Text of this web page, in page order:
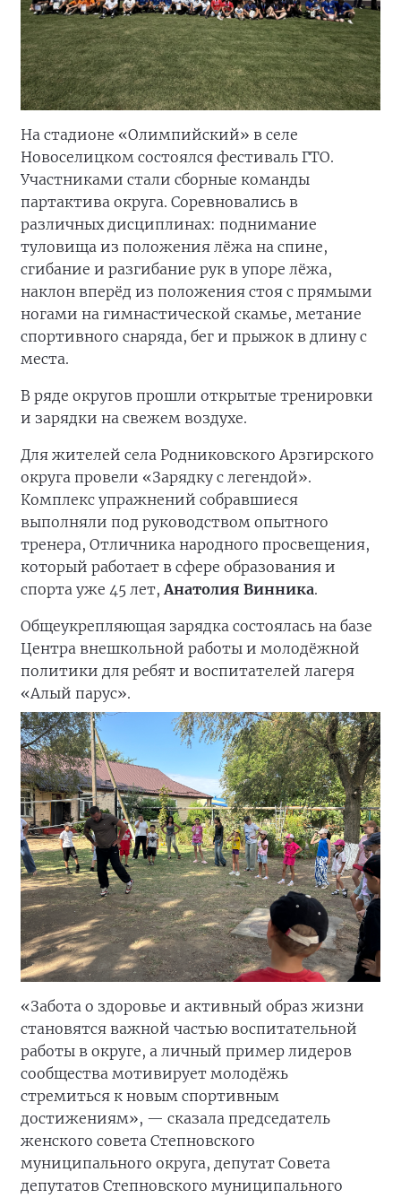
На стадионе «Олимпийский» в селе
Новоселицком состоялся фестиваль ГТО.
Участниками стали сборные команды
партактива округа. Соревновались в
различных дисциплинах: поднимание
туловища из положения лёжа на спине,
сгибание и разгибание рук в упоре лёжа,
наклон вперёд из положения стоя с прямыми
ногами на гимнастической скамье, метание
спортивного снаряда, бег и прыжок в длину с
места.
В ряде округов прошли открытые тренировки
и зарядки на свежем воздухе.
Для жителей села Родниковского Арзгирского
округа провели «Зарядку с легендой».
Комплекс упражнений собравшиеся
выполняли под руководством опытного
тренера, Отличника народного просвещения,
который работает в сфере образования и
спорта уже 45 лет, Анатолия Винника.
Общеукрепляющая зарядка состоялась на базе
Центра внешкольной работы и молодёжной
политики для ребят и воспитателей лагеря
«Алый парус».
«Забота о здоровье и активный образ жизни
становятся важной частью воспитательной
работы в округе, а личный пример лидеров
сообщества мотивирует молодёжь
стремиться к новым спортивным
достижениям», — сказала председатель
женского совета Степновского
муниципального округа, депутат Совета
депутатов Степновского муниципального